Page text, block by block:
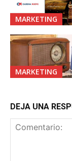
MARKETING
MARKETING
DEJA UNA